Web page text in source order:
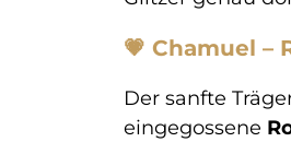
💗 Chamuel –
Der sanfte
eingegossene